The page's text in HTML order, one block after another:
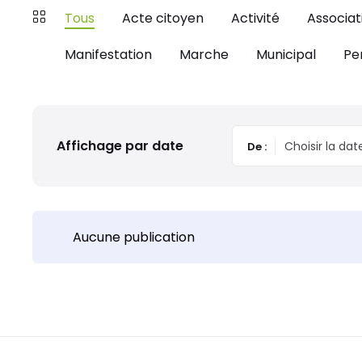
Tous Acte citoyen Activité
Manifestation
Marche Municipal
Affichage par date De :
Aucune publication